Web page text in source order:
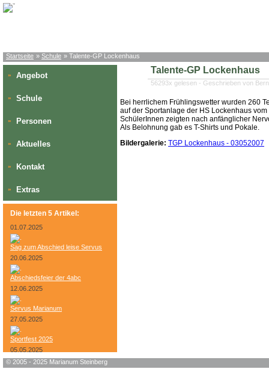
Startseite » Schule » Talente-GP Lockenhaus
» Angebot
» Schule
» Personen
» Aktuelles
» Kontakt
» Extras
Die letzten 5 Artikel:
01.07.2025
Sag zum Abschied leise Servus
20.06.2025
Abschiedsfeier der 4abc
12.06.2025
Servus Marianum
27.05.2025
Sportfest 2025
05.05.2025
Bundesheer-Tag
Talente-GP Lockenhaus
56293x gelesen - Geschrieben von
Bei herrlichem Frühlingswetter wurden 260
auf der Sportanlage der HS Lockenhaus
SchülerInnen zeigten nach anfänglicher
Als Belohnung gab es T-Shirts und Pokale.
Bildergalerie: TGP Lockenhaus - 03052007
© 2005 - 2025 Marianum Steinberg